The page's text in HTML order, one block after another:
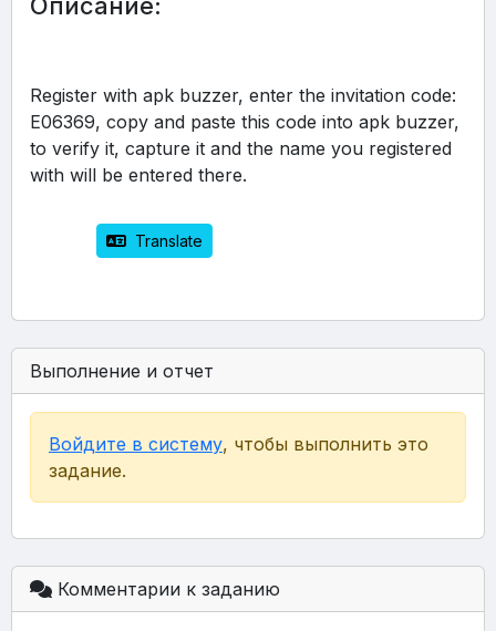
Register with apk buzzer, enter the invitation code:
E06369, copy and paste this code into apk buzzer,
to verify it, capture it and the name you registered
with will be entered there.
Translate
Выполнение и отчет
Войдите в систему, чтобы выполнить это
задание.
Комментарии к заданию